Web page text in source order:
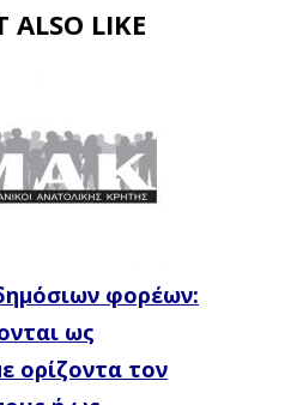
ALSO LIKE
φορέων:
ως
ορίζοντα τον